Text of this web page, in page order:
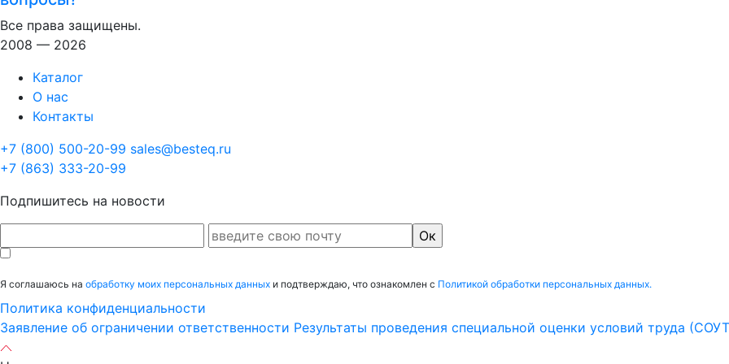
Все права защищены.
2008 — 2026
Каталог
О нас
Контакты
+7 (800) 500-20-99 sales@besteq.ru
+7 (863) 333-20-99
Подпишитесь на новости
Я соглашаюсь на обработку моих персональных данных и подтверждаю, что ознакомлен с Политикой обработки персональных данных.
Политика конфиденциальности
Заявление об ограничении ответственности Результаты проведения специальной оценки условий труда